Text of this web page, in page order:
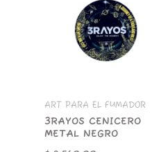
ART PARA EL FUMADOR
3RAYOS CENICERO
METAL NEGRO
NEGRO
cantidad